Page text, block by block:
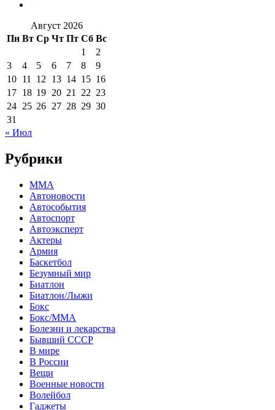
Август 2026
Пн Вт Ср Чт Пт Сб Вс
1
2
3
4 5 6 7 8
9
10 11 12 13 14 15 16
17 18 19 20 21 22 23
24 25 26 27 28 29 30
31
« Июл
Рубрики
MMA
Автоновости
Автособытия
Автоспорт
Автоэксперт
Актеры
Армия
Баскетбол
Безумный мир
Биатлон
Биатлон/Лыжи
Бокс
Бокс/MMA
Болезни и лекарства
Бывший СССР
В мире
В России
Вещи
Военные новости
Волейбол
Гаджеты